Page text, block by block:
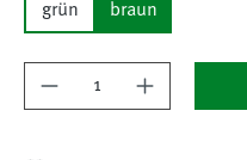
grün braun
Produkt Anzahl: